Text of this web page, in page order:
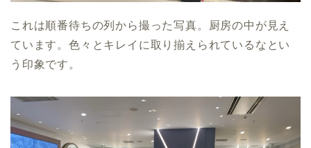
これは順番待ちの列から撮った写真。厨房の中が見え
ています。色々とキレイに取り揃えられているなとい
う印象です。